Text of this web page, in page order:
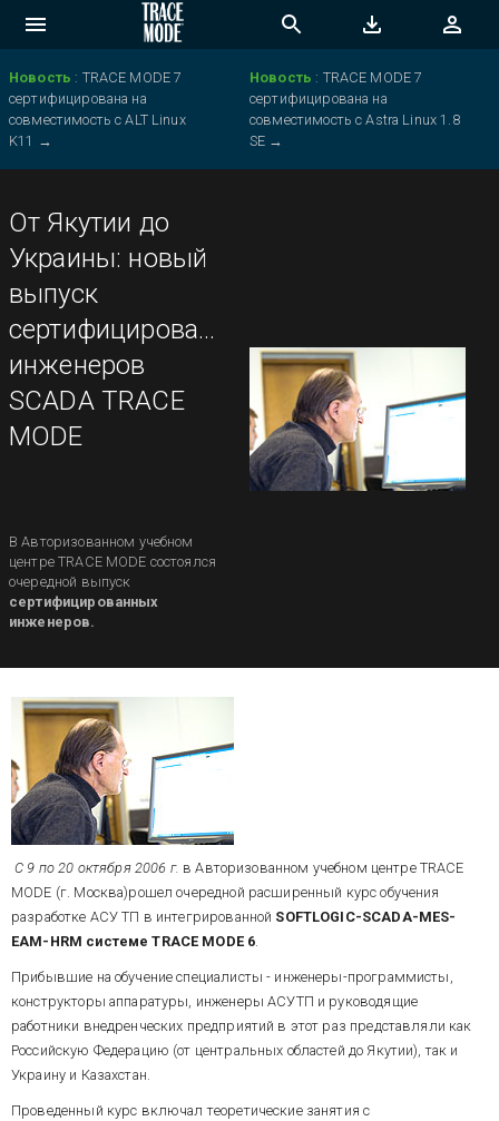
Новость : TRACE MODE 7
сертифицирована на
совместимость с ALT Linux
K11 →
Новость : TRACE MODE 7
сертифицирована на
совместимость с Astra Linux 1.8
SE →
От Якутии до
Украины: новый
выпуск
сертифицированных
инженеров
SCADA TRACE
MODE
В Авторизованном учебном
центре TRACE MODE состоялся
очередной выпуск
сертифицированных
инженеров.
С 9 по 20 октября 2006 г. в Авторизованном учебном центре TRACE
MODE (г. Москва)рошел очередной расширенный курс обучения
разработке АСУ ТП в интегрированной SOFTLOGIC-SCADA-MES-
EAM-HRM системе TRACE MODE 6.
Прибывшие на обучение специалисты - инженеры-программисты,
конструкторы аппаратуры, инженеры АСУТП и руководящие
работники внедренческих предприятий в этот раз представляли как
Российскую Федерацию (от центральных областей до Якутии), так и
Украину и Казахстан.
Проведенный курс включал теоретические занятия с